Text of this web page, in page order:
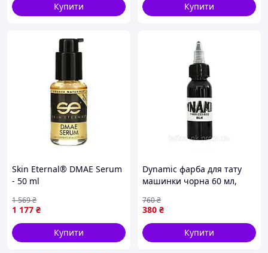
Купити
Купити
Skin Eternal® DMAE Serum
- 50 ml
1 177 ₴
1 569₴
Купити
Dynamic фарба для тату
машинки чорна 60 мл,
чорнило для тату
380 ₴
760₴
Купити